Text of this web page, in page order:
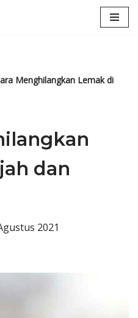
Menghilangkan Lemak di
dan
2021